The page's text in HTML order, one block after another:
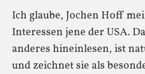
Ich glaube, Jochen Hoff
Interessen jene der USA.
anderes hineinlesen, ist
und zeichnet sie als